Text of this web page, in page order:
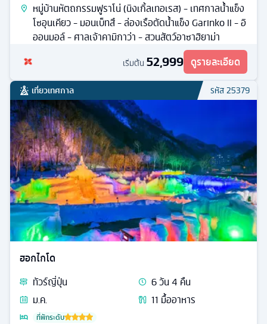
หมู่บ้านหัตถกรรมฟูราโน่ (นิงเกิ้ลเทอเรส) - เทศกาลน้ำแข็ง
โซอุนเคียว - มอนเบ็ทสึ - ล่องเรือตัดน้ำแข็ง Garinko II - อิ
ออนมอล์ - ศาลเจ้าคามิกาว่า - สวนสัตว์อาซาฮิยาม่า
เริ่มต้น 52,999 ดูรายละเอียด
เที่ยวเทศกาล รหัส25379
ฮอกไกโด
ทัวร์ญี่ปุ่น 6วัน4 คืน
ม.ค.
11 มื้ออาหาร
ที่พักระดับ